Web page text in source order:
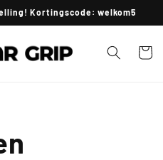
Kortingscode: welkom5